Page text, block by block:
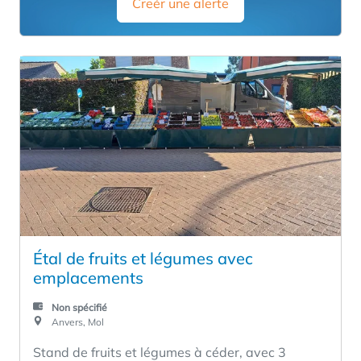
conquérir de nouveaux marchés et de contribuer
à accélérer la croissance de l’entreprise. Nous ne
recherchons pas un investisseur classique.
L’esprit d’entreprise, le dynamisme commercial,
l’engagement et une vision à long terme priment
sur un apport en capital important. Le partenaire
idéal est une personne qui aime s’impliquer dans
l’entreprise, qui sait repérer les opportunités et
qui a l’ambition de développer davantage
l’entreprise. L'engagement est négociable et ne
doit pas nécessairement prendre la forme d'une
activité à temps plein. Les candidats souhaitant
combiner cette activité avec une entreprise ou
une activité professionnelle existante sont
également éligibles, à condition qu'ils souhaitent
assumer un rôle commercial actif et contribuer à
la croissance de l'entreprise. En fonction des
souhaits du candidat, différents scénarios
Creér une alerte
Étal de fruits et légumes avec
emplacements
Non spécifié
Anvers, Mol
Stand de fruits et légumes à céder, avec 3